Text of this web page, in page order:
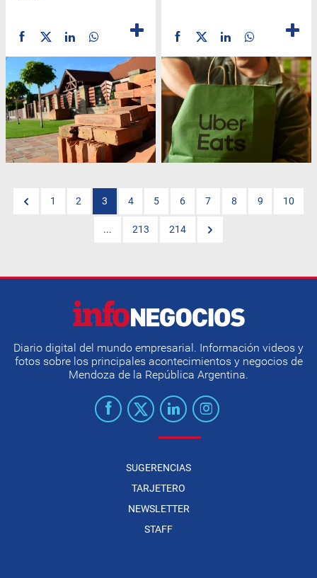
1 2 3 4 5 6 7 8 9 10
... 213 214
Diario digital del mundo empresarial. Información videos y
fotos sobre los principales acontecimientos y negocios de
Mendoza de la República Argentina.
SUGERENCIAS
TARJETERO
NEWSLETTER
STAFF